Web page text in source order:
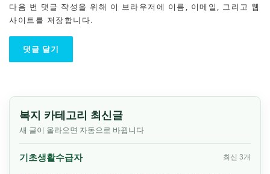
다음 번 댓글 작성을 위해 이 브라우저에 이름, 이메일, 그리고 웹
사이트를 저장합니다.
복지 카테고리 최신글
새 글이 올라오면 자동으로 바뀝니다
기초생활수급자 최신 3개